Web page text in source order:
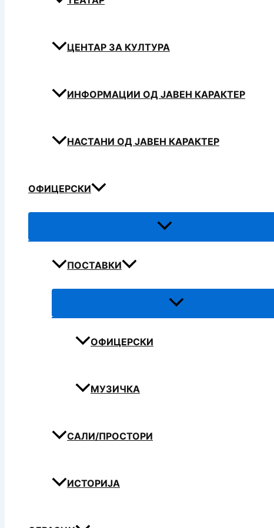
ЦЕНТАР ЗА КУЛТУРА
ИНФОРМАЦИИ ОД ЈАВЕН КАРАКТЕР
НАСТАНИ ОД ЈАВЕН КАРАКТЕР
ОФИЦЕРСКИ
ПОСТАВКИ
ОФИЦЕРСКИ
МУЗИЧКА
САЛИ/ПРОСТОРИ
ИСТОРИЈА